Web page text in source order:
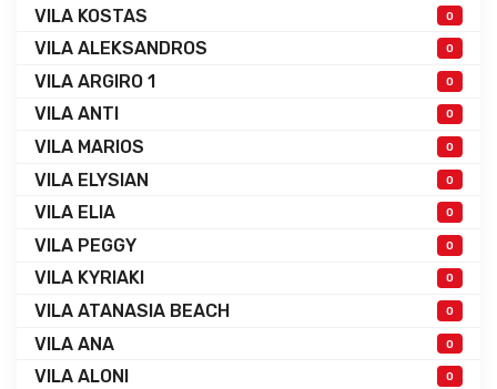
VILA KOSTAS 0
VILA ALEKSANDROS 0
VILA ARGIRO 1 0
VILA ANTI 0
VILA MARIOS 0
VILA ELYSIAN 0
VILA ELIA 0
VILA PEGGY 0
VILA KYRIAKI 0
VILA ATANASIA BEACH 0
VILA ANA 0
VILA ALONI 0